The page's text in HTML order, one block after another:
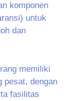
komponen
untuk
dan
memiliki
pesat, dengan
fasilitas